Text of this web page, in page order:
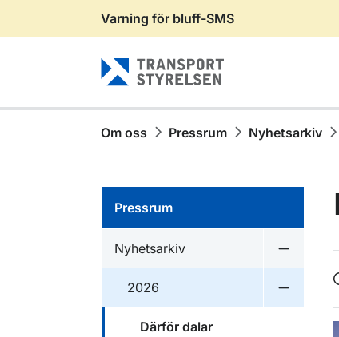
Gå till sidans innehåll
Varning för bluff-SMS
Om oss Pressrum Nyhetsarkiv
Pressrum
Nyhetsarkiv
2026
Därför dalar